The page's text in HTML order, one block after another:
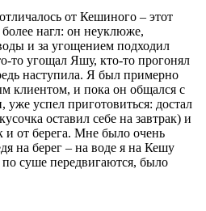
от Кешиного – этот
нагл: он неуклюже,
и за угощением подходил
то угощал Яшу, кто-то прогонял
наступила. Я был примерно
и пока он общался с
успел приготовиться: достал
оставил себе на завтрак) и
и от берега. Мне было очень
на берег – на воде я на Кешу
по суше передвигаются, было